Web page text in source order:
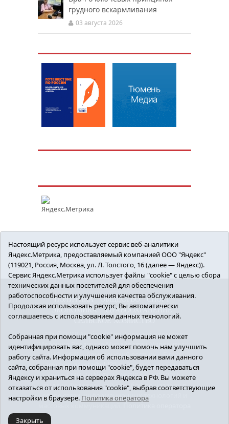
грудного вскармливания
03 августа 2026
ПОЛИТИКА ОБЩЕСТВО
СПОРТ
ЭКОНОМИКА
ЗДРАВООХРАНЕНИЕ
СЕЛЬСКОЕ ХОЗЯЙСТВО
12+ © 2018 Armizon72.ру. Главный редактор:
Мелешко Владимир Михайлович. Учредитель:
АНО «ИИЦ «Армизонский вестник». E-mail:
armizon_gazeta@obl72.ruРегистрационный
номер СМИ ЭЛ № ФС77-66939 от 25.08.2016 г.
выдано Федеральной службой по надзору в
сфере связи, информационных технологий и
Настоящий ресурс использует сервис веб-аналитики
Яндекс.Метрика, предоставляемый компанией ООО "Яндекс"
(119021, Россия, Москва, ул. Л. Толстого, 16 (далее — Яндекс)).
Сервис Яндекс.Метрика использует файлы "cookie" с целью сбора
технических данных посетителей для обеспечения
работоспособности и улучшения качества обслуживания.
Продолжая использовать ресурс, Вы автоматически
соглашаетесь с использованием данных технологий.
Собранная при помощи "cookie" информация не может
идентифицировать вас, однако может помочь нам улучшить
работу сайта. Информация об использовании вами данного
сайта, собранная при помощи "cookie", будет передаваться
Яндексу и храниться на серверах Яндекса в РФ. Вы можете
отказаться от использования "cookie", выбрав соответствующие
настройки в браузере. Политика оператора
Закрыть